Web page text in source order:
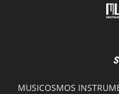
MUSICOSMOS